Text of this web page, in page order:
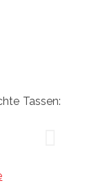
Tassen: